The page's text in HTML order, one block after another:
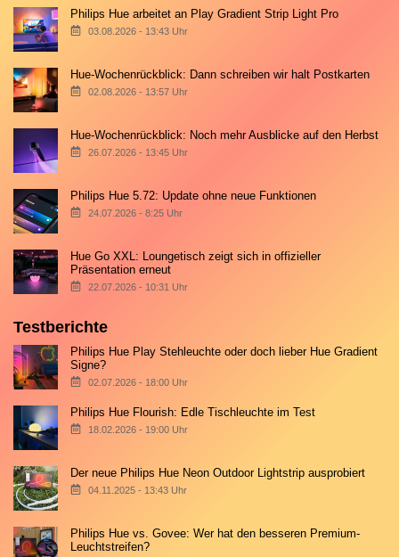
Philips Hue arbeitet an Play Gradient Strip Light Pro
03.08.2026 - 13:43 Uhr
Hue-Wochenrückblick: Dann schreiben wir halt Postkarten
02.08.2026 - 13:57 Uhr
Hue-Wochenrückblick: Noch mehr Ausblicke auf den Herbst
26.07.2026 - 13:45 Uhr
Philips Hue 5.72: Update ohne neue Funktionen
24.07.2026 - 8:25 Uhr
Hue Go XXL: Loungetisch zeigt sich in offizieller
Präsentation erneut
22.07.2026 - 10:31 Uhr
Testberichte
Philips Hue Play Stehleuchte oder doch lieber Hue Gradient
Signe?
02.07.2026 - 18:00 Uhr
Philips Hue Flourish: Edle Tischleuchte im Test
18.02.2026 - 19:00 Uhr
Der neue Philips Hue Neon Outdoor Lightstrip ausprobiert
04.11.2025 - 13:43 Uhr
Philips Hue vs. Govee: Wer hat den besseren Premium-
Leuchtstreifen?